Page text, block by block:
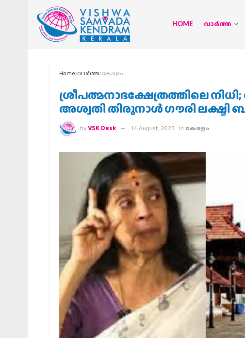
HOME വാര്‍ത്ത
Home വാര്‍ത്ത കേരളം
ശ്രീപത്മനാഭക്ഷേത്രത്തിലെ
അശ്വതി തിരുനാൾ ഗൗരി ലക്ഷ്മി
byVSK Desk 14 August, 2023 in കേരളം